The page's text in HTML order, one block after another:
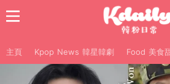
主頁 Kpop News 韓星韓劇 Food 美食